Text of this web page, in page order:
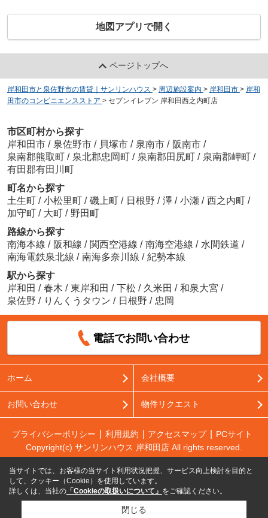
地図アプリで開く
ページトップへ
岸和田市と泉佐野市の賃貸｜サンリンハウス > 周辺施設案内 > 岸和田市 > 岸和
田市のコンビニエンスストア > セブンイレブン 岸和田西之内町店
市区町村から探す
岸和田市 / 泉佐野市 / 貝塚市 / 泉南市 / 阪南市 /
泉南郡熊取町 / 泉北郡忠岡町 / 泉南郡田尻町 / 泉南郡岬町 /
有田郡有田川町
町名から探す
土生町 / 小松里町 / 磯上町 / 日根野 / 澤 / 小瀬 / 西之内町 /
加守町 / 大町 / 野田町
路線から探す
南海本線 / 阪和線 / 関西空港線 / 南海空港線 / 水間鉄道 /
南海電鉄泉北線 / 南海多奈川線 / 紀勢本線
駅から探す
岸和田 / 春木 / 東岸和田 / 下松 / 久米田 / 和泉大宮 /
泉佐野 / りんくうタウン / 日根野 / 忠岡
電話でお問い合わせ
ホーム 会社概要
お問い合わせ 物件リクエスト
プライバシーポリシー 利用規約 アクセスマップ
PCサイト
Copyright(c) サンリンハウス 岸和田店 All rights reserved.
当サイトでは、お客様の当サイト利用状況把握、サービス向上検討を目的と
して、クッキー（Cookie）を使用しています。
詳しくは、当社の 「Cookieの取扱いについて」 をご確認ください。
閉じる